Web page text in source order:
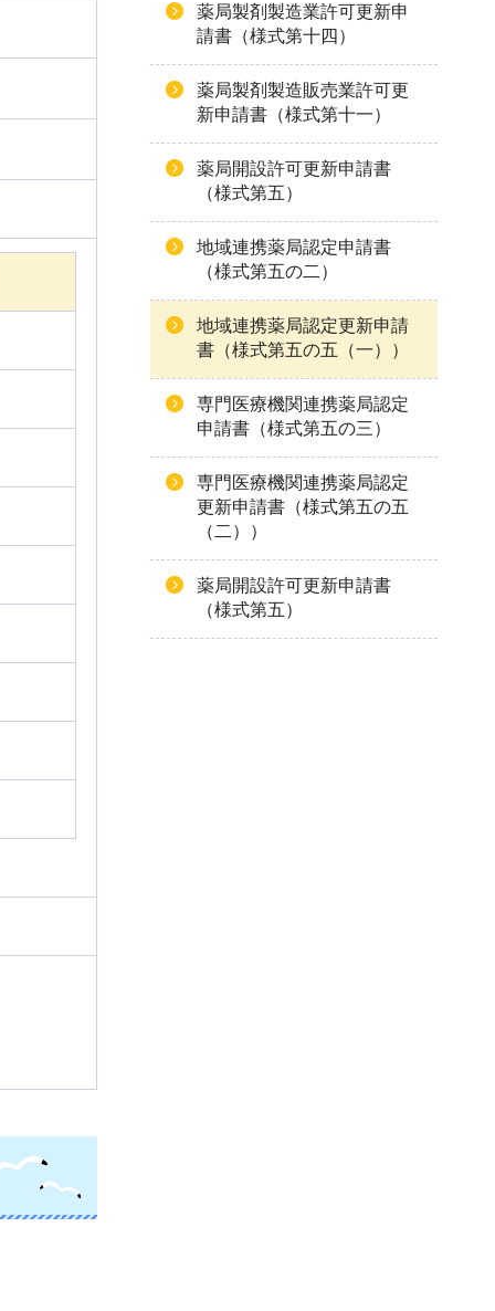
薬局製剤製造業許可更新申
請書（様式第十四）
薬局製剤製造販売業許可更
新申請書（様式第十一）
薬局開設許可更新申請書
（様式第五）
地域連携薬局認定申請書
（様式第五の二）
地域連携薬局認定更新申請
書（様式第五の五（一））
専門医療機関連携薬局認定
申請書（様式第五の三）
専門医療機関連携薬局認定
更新申請書（様式第五の五
（二））
薬局開設許可更新申請書
（様式第五）